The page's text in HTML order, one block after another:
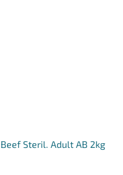
Steril. Adult AB 2kg